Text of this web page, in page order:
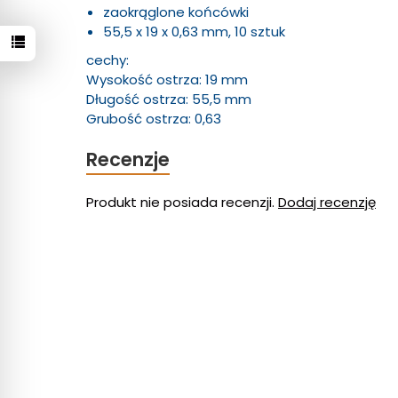
zaokrąglone końcówki
55,5 x 19 x 0,63 mm, 10 sztuk
cechy:
Wysokość ostrza: 19 mm
Długość ostrza: 55,5 mm
Grubość ostrza: 0,63
Recenzje
Produkt nie posiada recenzji. Dodaj recenzję